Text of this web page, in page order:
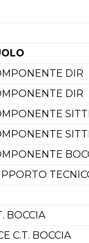
DIR
DIR
BOCCIA
C.T. BOCCIA